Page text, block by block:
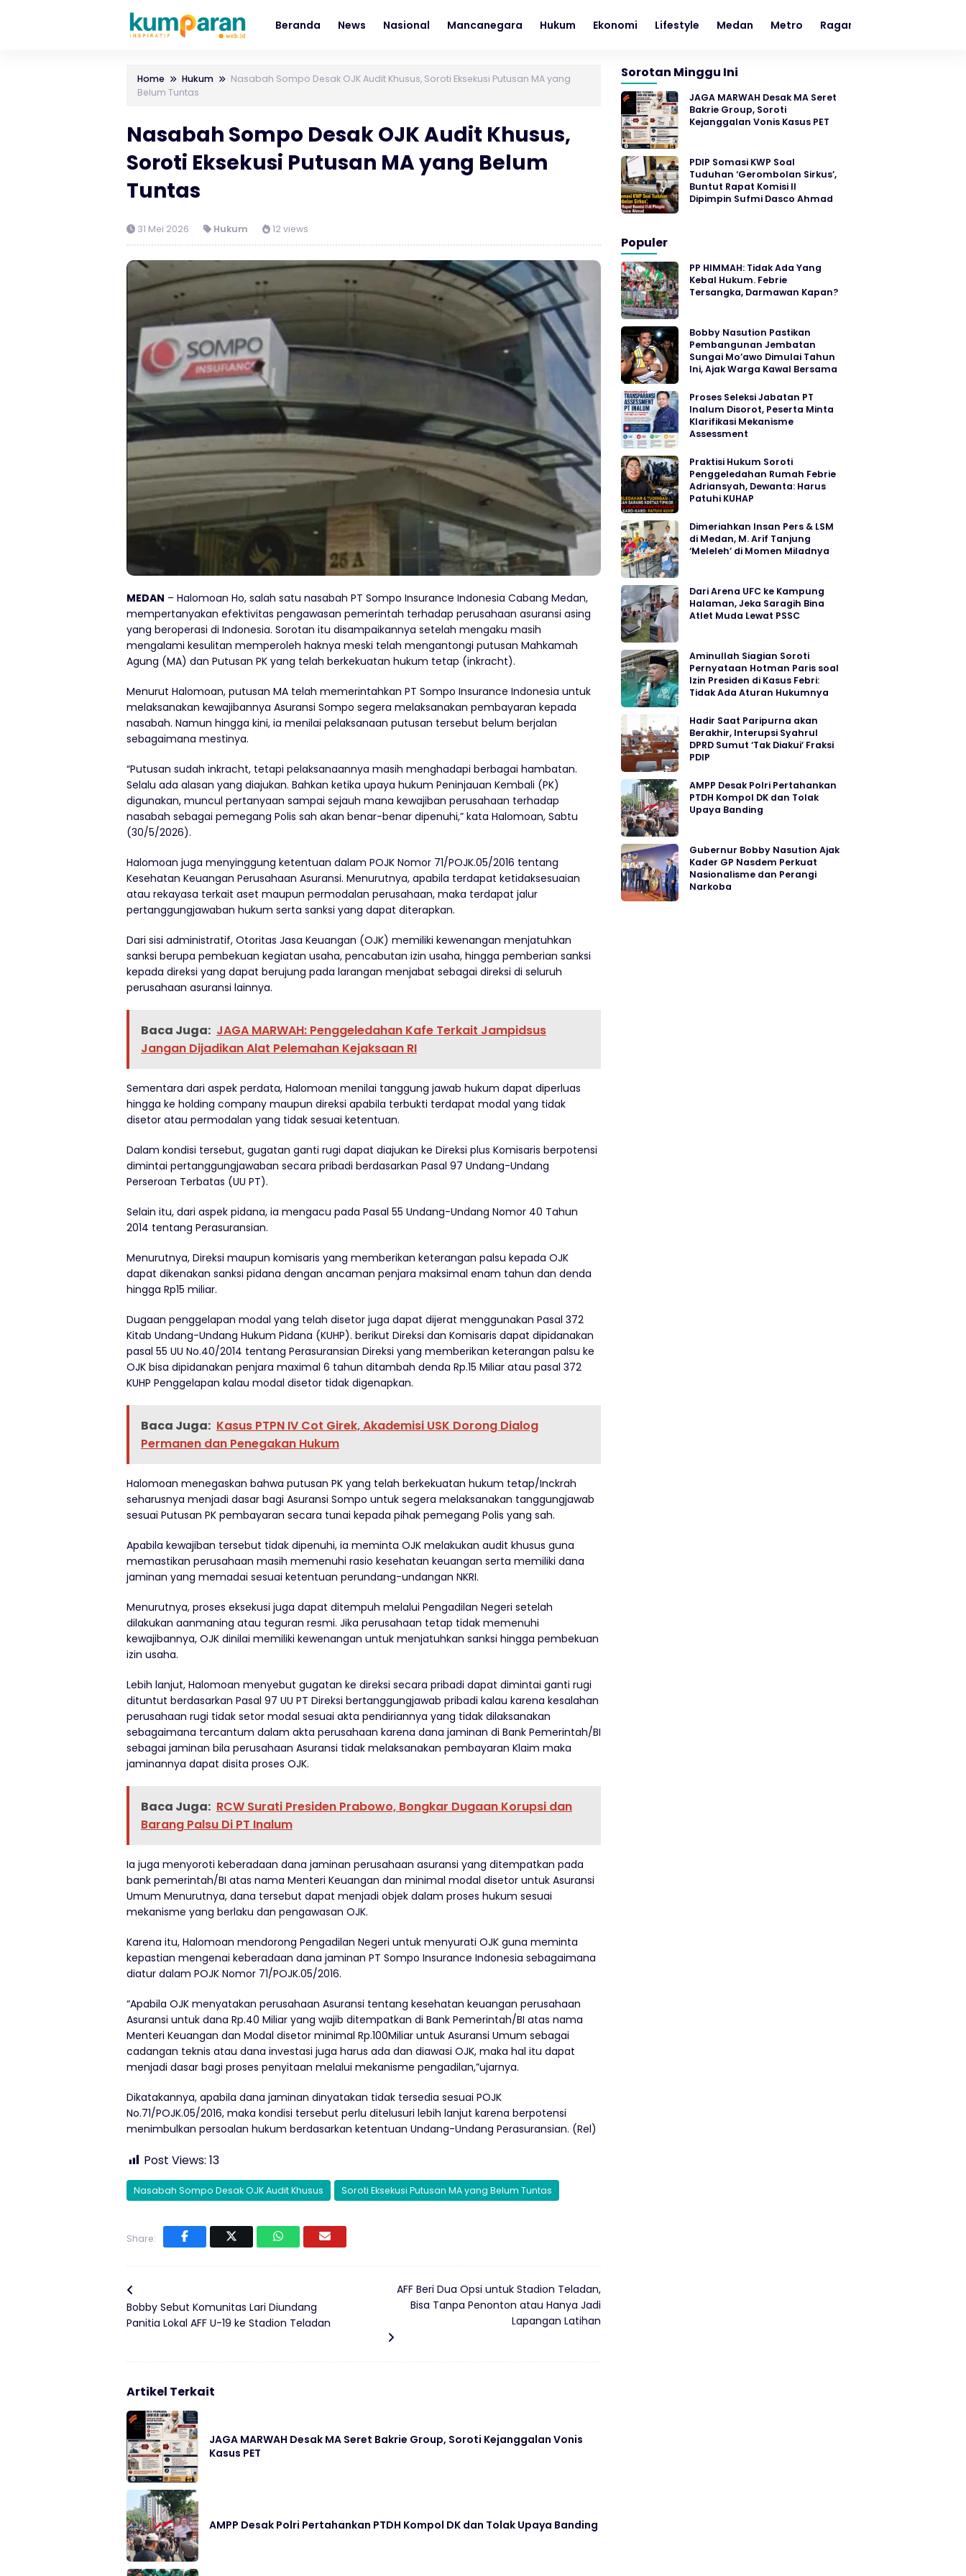
Beranda News Nasional Mancanegara Hukum Ekonomi Lifestyle Medan Metro Ragam
Home Hukum
Nasabah Sompo Desak OJK Audit Khusus, Soroti Eksekusi Putusan MA yang
Belum Tuntas
Nasabah Sompo Desak OJK Audit Khusus,
Soroti Eksekusi Putusan MA yang Belum
Tuntas
31 Mei 2026 Hukum 12 views
MEDAN – Halomoan Ho, salah satu nasabah PT Sompo Insurance Indonesia Cabang Medan,
mempertanyakan efektivitas pengawasan pemerintah terhadap perusahaan asuransi asing
yang beroperasi di Indonesia. Sorotan itu disampaikannya setelah mengaku masih
mengalami kesulitan memperoleh haknya meski telah mengantongi putusan Mahkamah
Agung (MA) dan Putusan PK yang telah berkekuatan hukum tetap (inkracht).
Menurut Halomoan, putusan MA telah memerintahkan PT Sompo Insurance Indonesia untuk
melaksanakan kewajibannya Asuransi Sompo segera melaksanakan pembayaran kepada
nasabah. Namun hingga kini, ia menilai pelaksanaan putusan tersebut belum berjalan
sebagaimana mestinya.
“Putusan sudah inkracht, tetapi pelaksanaannya masih menghadapi berbagai hambatan.
Selalu ada alasan yang diajukan. Bahkan ketika upaya hukum Peninjauan Kembali (PK)
digunakan, muncul pertanyaan sampai sejauh mana kewajiban perusahaan terhadap
nasabah sebagai pemegang Polis sah akan benar-benar dipenuhi,” kata Halomoan, Sabtu
(30/5/2026).
Halomoan juga menyinggung ketentuan dalam POJK Nomor 71/POJK.05/2016 tentang
Kesehatan Keuangan Perusahaan Asuransi. Menurutnya, apabila terdapat ketidaksesuaian
atau rekayasa terkait aset maupun permodalan perusahaan, maka terdapat jalur
pertanggungjawaban hukum serta sanksi yang dapat diterapkan.
Dari sisi administratif, Otoritas Jasa Keuangan (OJK) memiliki kewenangan menjatuhkan
sanksi berupa pembekuan kegiatan usaha, pencabutan izin usaha, hingga pemberian sanksi
kepada direksi yang dapat berujung pada larangan menjabat sebagai direksi di seluruh
perusahaan asuransi lainnya.
Baca Juga: JAGA MARWAH: Penggeledahan Kafe Terkait Jampidsus
Jangan Dijadikan Alat Pelemahan Kejaksaan RI
Sementara dari aspek perdata, Halomoan menilai tanggung jawab hukum dapat diperluas
hingga ke holding company maupun direksi apabila terbukti terdapat modal yang tidak
disetor atau permodalan yang tidak sesuai ketentuan.
Dalam kondisi tersebut, gugatan ganti rugi dapat diajukan ke Direksi plus Komisaris berpotensi
dimintai pertanggungjawaban secara pribadi berdasarkan Pasal 97 Undang-Undang
Perseroan Terbatas (UU PT).
Selain itu, dari aspek pidana, ia mengacu pada Pasal 55 Undang-Undang Nomor 40 Tahun
2014 tentang Perasuransian.
Menurutnya, Direksi maupun komisaris yang memberikan keterangan palsu kepada OJK
dapat dikenakan sanksi pidana dengan ancaman penjara maksimal enam tahun dan denda
hingga Rp15 miliar.
Dugaan penggelapan modal yang telah disetor juga dapat dijerat menggunakan Pasal 372
Kitab Undang-Undang Hukum Pidana (KUHP). berikut Direksi dan Komisaris dapat dipidanakan
pasal 55 UU No.40/2014 tentang Perasuransian Direksi yang memberikan keterangan palsu ke
OJK bisa dipidanakan penjara maximal 6 tahun ditambah denda Rp.15 Miliar atau pasal 372
KUHP Penggelapan kalau modal disetor tidak digenapkan.
Baca Juga: Kasus PTPN IV Cot Girek, Akademisi USK Dorong Dialog
Permanen dan Penegakan Hukum
Halomoan menegaskan bahwa putusan PK yang telah berkekuatan hukum tetap/Inckrah
seharusnya menjadi dasar bagi Asuransi Sompo untuk segera melaksanakan tanggungjawab
sesuai Putusan PK pembayaran secara tunai kepada pihak pemegang Polis yang sah.
Apabila kewajiban tersebut tidak dipenuhi, ia meminta OJK melakukan audit khusus guna
memastikan perusahaan masih memenuhi rasio kesehatan keuangan serta memiliki dana
jaminan yang memadai sesuai ketentuan perundang-undangan NKRI.
Menurutnya, proses eksekusi juga dapat ditempuh melalui Pengadilan Negeri setelah
dilakukan aanmaning atau teguran resmi. Jika perusahaan tetap tidak memenuhi
kewajibannya, OJK dinilai memiliki kewenangan untuk menjatuhkan sanksi hingga pembekuan
izin usaha.
Lebih lanjut, Halomoan menyebut gugatan ke direksi secara pribadi dapat dimintai ganti rugi
dituntut berdasarkan Pasal 97 UU PT Direksi bertanggungjawab pribadi kalau karena kesalahan
perusahaan rugi tidak setor modal sesuai akta pendiriannya yang tidak dilaksanakan
sebagaimana tercantum dalam akta perusahaan karena dana jaminan di Bank Pemerintah/BI
sebagai jaminan bila perusahaan Asuransi tidak melaksanakan pembayaran Klaim maka
jaminannya dapat disita proses OJK.
Baca Juga: RCW Surati Presiden Prabowo, Bongkar Dugaan Korupsi dan
Barang Palsu Di PT Inalum
Ia juga menyoroti keberadaan dana jaminan perusahaan asuransi yang ditempatkan pada
bank pemerintah/BI atas nama Menteri Keuangan dan minimal modal disetor untuk Asuransi
Umum Menurutnya, dana tersebut dapat menjadi objek dalam proses hukum sesuai
mekanisme yang berlaku dan pengawasan OJK.
Karena itu, Halomoan mendorong Pengadilan Negeri untuk menyurati OJK guna meminta
kepastian mengenai keberadaan dana jaminan PT Sompo Insurance Indonesia sebagaimana
diatur dalam POJK Nomor 71/POJK.05/2016.
“Apabila OJK menyatakan perusahaan Asuransi tentang kesehatan keuangan perusahaan
Asuransi untuk dana Rp.40 Miliar yang wajib ditempatkan di Bank Pemerintah/BI atas nama
Menteri Keuangan dan Modal disetor minimal Rp.100Miliar untuk Asuransi Umum sebagai
cadangan teknis atau dana investasi juga harus ada dan diawasi OJK, maka hal itu dapat
menjadi dasar bagi proses penyitaan melalui mekanisme pengadilan,”ujarnya.
Dikatakannya, apabila dana jaminan dinyatakan tidak tersedia sesuai POJK
No.71/POJK.05/2016, maka kondisi tersebut perlu ditelusuri lebih lanjut karena berpotensi
menimbulkan persoalan hukum berdasarkan ketentuan Undang-Undang Perasuransian. (Rel)
Post Views: 13
Nasabah Sompo Desak OJK Audit Khusus Soroti Eksekusi Putusan MA yang Belum Tuntas
Share:
Bobby Sebut Komunitas Lari Diundang
Panitia Lokal AFF U-19 ke Stadion Teladan
AFF Beri Dua Opsi untuk Stadion Teladan,
Bisa Tanpa Penonton atau Hanya Jadi
Lapangan Latihan
Artikel Terkait
JAGA MARWAH Desak MA Seret Bakrie Group, Soroti Kejanggalan Vonis
Kasus PET
AMPP Desak Polri Pertahankan PTDH Kompol DK dan Tolak Upaya Banding
Sorotan Minggu Ini
JAGA MARWAH Desak MA Seret
Bakrie Group, Soroti
Kejanggalan Vonis Kasus PET
PDIP Somasi KWP Soal
Tuduhan ‘Gerombolan Sirkus’,
Buntut Rapat Komisi II
Dipimpin Sufmi Dasco Ahmad
Populer
PP HIMMAH: Tidak Ada Yang
Kebal Hukum. Febrie
Tersangka, Darmawan Kapan?
Bobby Nasution Pastikan
Pembangunan Jembatan
Sungai Mo’awo Dimulai Tahun
Ini, Ajak Warga Kawal Bersama
Proses Seleksi Jabatan PT
Inalum Disorot, Peserta Minta
Klarifikasi Mekanisme
Assessment
Praktisi Hukum Soroti
Penggeledahan Rumah Febrie
Adriansyah, Dewanta: Harus
Patuhi KUHAP
Dimeriahkan Insan Pers & LSM
di Medan, M. Arif Tanjung
‘Meleleh’ di Momen Miladnya
Dari Arena UFC ke Kampung
Halaman, Jeka Saragih Bina
Atlet Muda Lewat PSSC
Aminullah Siagian Soroti
Pernyataan Hotman Paris soal
Izin Presiden di Kasus Febri:
Tidak Ada Aturan Hukumnya
Hadir Saat Paripurna akan
Berakhir, Interupsi Syahrul
DPRD Sumut ‘Tak Diakui’ Fraksi
PDIP
AMPP Desak Polri Pertahankan
PTDH Kompol DK dan Tolak
Upaya Banding
Gubernur Bobby Nasution Ajak
Kader GP Nasdem Perkuat
Nasionalisme dan Perangi
Narkoba